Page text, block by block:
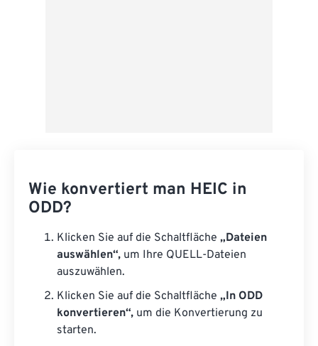
Wie konvertiert man HEIC in
ODD?
Klicken Sie auf die Schaltfläche „Dateien
auswählen“, um Ihre QUELL-Dateien
auszuwählen.
Klicken Sie auf die Schaltfläche „In ODD
konvertieren“, um die Konvertierung zu
starten.